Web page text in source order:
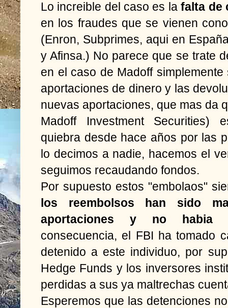
Lo increible del caso es lafalta de
en los fraudes que se vienen
(Enron, Subprimes, aqui en
y Afinsa.) No parece que se trate
en el caso de Madoff
aportaciones de dinero y las
nuevas aportaciones, que mas da
Madoff Investment Securities)
quiebra desde hace años por las
lo decimos a nadie, hacemos el
seguimos recaudando fondos.
Por supuesto estos "embolaos"
los reembolsos han sido
aportaciones y no habia
consecuencia, el FBI ha tomado
detenido a este individuo, por
Hedge Funds y los inversores
perdidas a sus ya maltrechas
Esperemos que las detenciones